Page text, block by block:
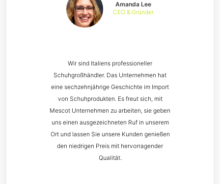
Wir sind Italiens professioneller
Schuhgroßhändler. Das Unternehmen hat
eine sechzehnjährige Geschichte im Import
von Schuhprodukten. Es freut sich, mit
Mescot Unternehmen zu arbeiten, sie geben
uns einen ausgezeichneten Ruf in unserem
Ort und lassen Sie unsere Kunden genießen
den niedrigen Preis mit hervorragender
Qualität.
Amanda Lee
CEO & Gründer